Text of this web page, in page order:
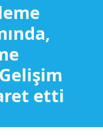
etti